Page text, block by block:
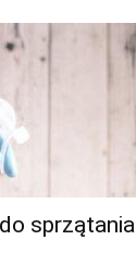
sprzątania